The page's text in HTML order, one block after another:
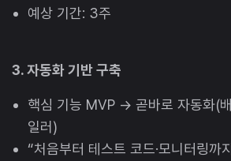
예상 기간: 3주
3. 자동화 기반 구축
핵심 기능 MVP → 곧바로 자동화(배
일러)
“처음부터 테스트 코드·모니터링까